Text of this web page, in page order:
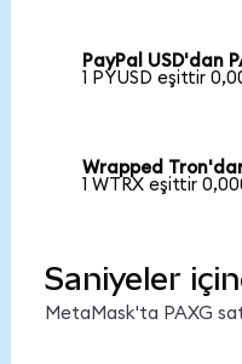
PayPal USD'dan
1 PYUSD eşittir
Wrapped
1 WTRX eşittir
Saniyeler
MetaMask'ta PAXG